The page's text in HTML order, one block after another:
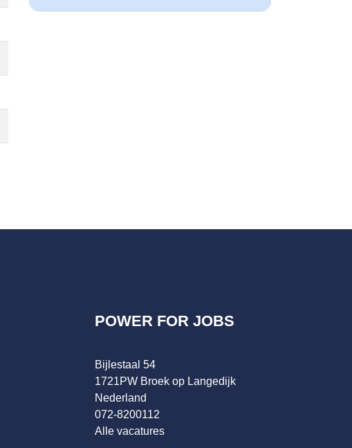
POWER FOR JOBS
Bijlestaal 54
1721PW Broek op Langedijk
Nederland
072-8200112
Alle vacatures